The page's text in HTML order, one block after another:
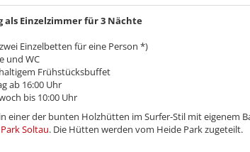
Einzelzimmer für 3 Nächte
Einzelbetten für eine Person *)
und WC
Frühstücksbuffet
ab 16:00 Uhr
bis 10:00 Uhr
einer der bunten Holzhütten im Surfer-Stil mit eigenem
Soltau. Die Hütten werden vom Heide Park zugeteilt.